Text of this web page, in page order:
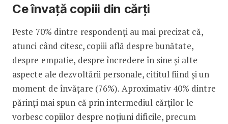
Ce învață copiii din cărți
Peste 70% dintre respondenți au mai precizat că,
atunci când citesc, copiii află despre bunătate,
despre empatie, despre încredere în sine și alte
aspecte ale dezvoltării personale, cititul fiind și un
moment de învățare (76%). Aproximativ 40% dintre
părinți mai spun că prin intermediul cărților le
vorbesc copiilor despre noțiuni dificile, precum